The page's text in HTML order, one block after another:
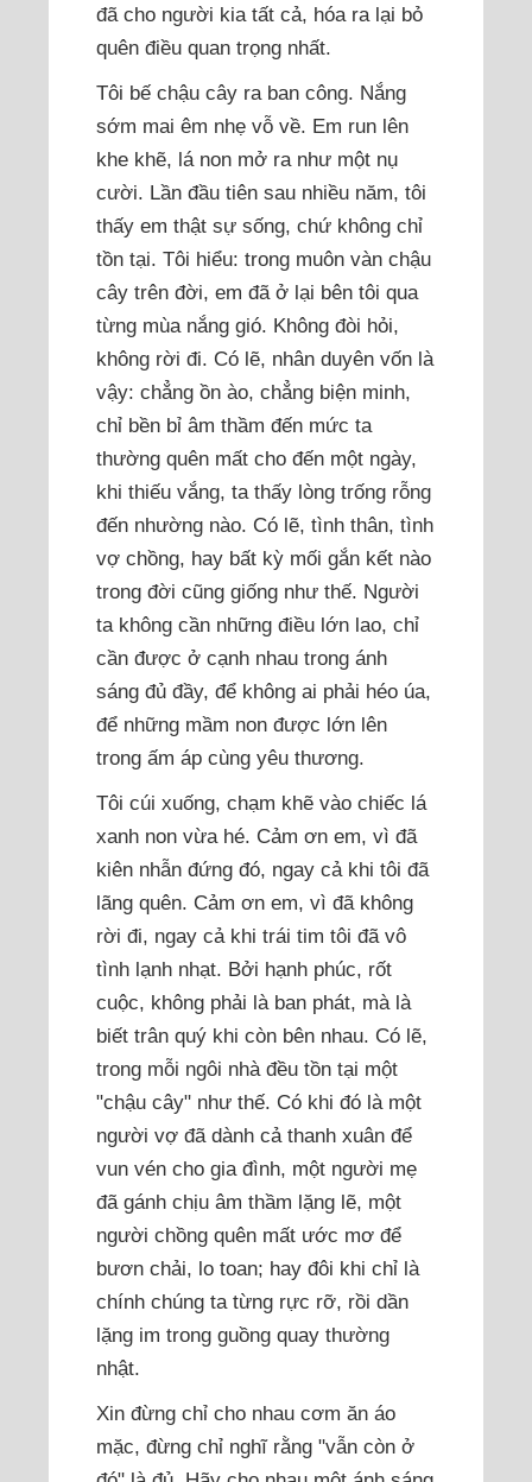
đã cho người kia tất cả, hóa ra lại bỏ
quên điều quan trọng nhất.
Tôi bế chậu cây ra ban công. Nắng
sớm mai êm nhẹ vỗ về. Em run lên
khe khẽ, lá non mở ra như một nụ
cười. Lần đầu tiên sau nhiều năm, tôi
thấy em thật sự sống, chứ không chỉ
tồn tại. Tôi hiểu: trong muôn vàn chậu
cây trên đời, em đã ở lại bên tôi qua
từng mùa nắng gió. Không đòi hỏi,
không rời đi. Có lẽ, nhân duyên vốn là
vậy: chẳng ồn ào, chẳng biện minh,
chỉ bền bỉ âm thầm đến mức ta
thường quên mất cho đến một ngày,
khi thiếu vắng, ta thấy lòng trống rỗng
đến nhường nào. Có lẽ, tình thân, tình
vợ chồng, hay bất kỳ mối gắn kết nào
trong đời cũng giống như thế. Người
ta không cần những điều lớn lao, chỉ
cần được ở cạnh nhau trong ánh
sáng đủ đầy, để không ai phải héo úa,
để những mầm non được lớn lên
trong ấm áp cùng yêu thương.
Tôi cúi xuống, chạm khẽ vào chiếc lá
xanh non vừa hé. Cảm ơn em, vì đã
kiên nhẫn đứng đó, ngay cả khi tôi đã
lãng quên. Cảm ơn em, vì đã không
rời đi, ngay cả khi trái tim tôi đã vô
tình lạnh nhạt. Bởi hạnh phúc, rốt
cuộc, không phải là ban phát, mà là
biết trân quý khi còn bên nhau. Có lẽ,
trong mỗi ngôi nhà đều tồn tại một
"chậu cây" như thế. Có khi đó là một
người vợ đã dành cả thanh xuân để
vun vén cho gia đình, một người mẹ
đã gánh chịu âm thầm lặng lẽ, một
người chồng quên mất ước mơ để
bươn chải, lo toan; hay đôi khi chỉ là
chính chúng ta từng rực rỡ, rồi dần
lặng im trong guồng quay thường
nhật.
Xin đừng chỉ cho nhau cơm ăn áo
mặc, đừng chỉ nghĩ rằng "vẫn còn ở